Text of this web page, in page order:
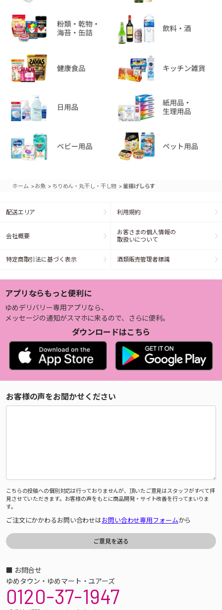
ホーム >お魚 > ちりめん・丸干し・干し物 >釜揚げしらす
配送エリア 利用規約
会社概要
お客さまの個人情報の
取扱いについて
特定商取引法に基づく表示 酒類販売管理者標識
アプリならもっと便利に
ゆめデリバリー専用アプリなら、
メッセージの通知がスマホに来るので、さらに便利。
ダウンロードはこちら
お客様の声をお聞かせください
こちらの投稿への個別対応は行っておりませんが、頂いたご意見はスタッフがすべて拝
見させていただきます。お客様の声をもとに商品開発・サイト改善を行ってまいりま
す。
ご注文にかかわるお問い合わせはお問い合わせ専用フォームから
■ お問合せ
ゆめタウン・ゆめマート・ユアーズ
0120-37-1947